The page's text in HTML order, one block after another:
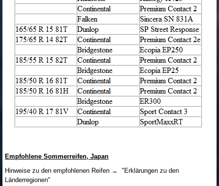
Empfohlene Sommerreifen, Japan
Hinweise zu den empfohlenen Reifen → "Erklärungen zu den
Länderregionen"